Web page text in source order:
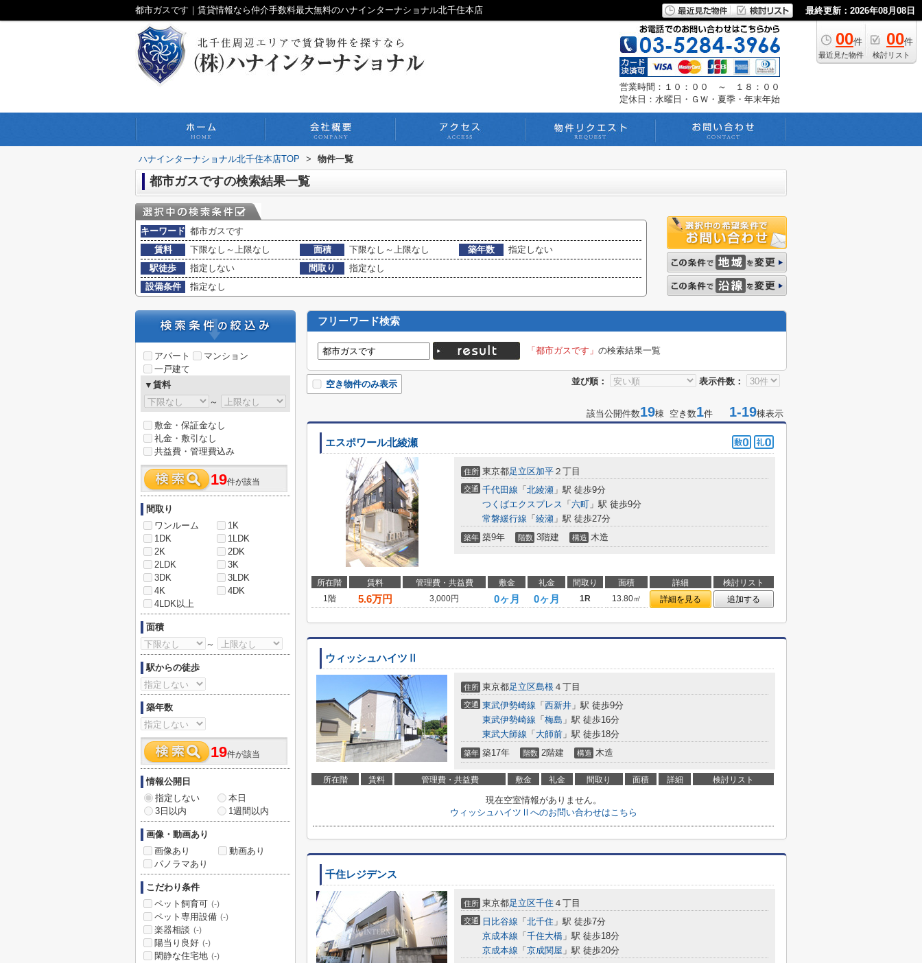
都市ガスです｜賃貸情報なら仲介手数料最大無料のハナインターナショナル北千住本店 最終更新：2026年08月08日
00件
最近見た物件
00件
検討リスト
営業時間：１０：００ ～ １８：００
定休日：水曜日・ＧＷ・夏季・年末年始
ハナインターナショナル北千住本店TOP > 物件一覧
都市ガスですの検索結果一覧
キーワード 都市ガスです
賃料
下限なし～上限なし 面積 下限なし～上限なし 築年数
指定しない
駅徒歩
指定しない 間取り
指定なし
設備条件
指定なし
フリーワード検索
「都市ガスです」 の検索結果一覧
並び順： 表示件数：
空き物件のみ表示
該当公開件数19棟 空き数1件 1-19棟表示
エスポワール北綾瀬
住所 東京都足立区加平 ２丁目
交通 千代田線 「 北綾瀬 」駅 徒歩9分
つくばエクスプレス 「 六町 」駅 徒歩9分
常磐緩行線 「 綾瀬 」駅 徒歩27分
築年 築9年 階数 3階建 構造 木造
所在階 賃料 管理費・共益費 敷金 礼金 間取り 面積 詳細
検討リスト
1階
5.6万円 3,000円 0ヶ月 0ヶ月 1R 13.80㎡ 詳細を見る 追加する
ウィッシュハイツⅡ
住所 東京都足立区島根 ４丁目
交通 東武伊勢崎線 「 西新井 」駅 徒歩9分
東武伊勢崎線 「 梅島 」駅 徒歩16分
東武大師線 「 大師前 」駅 徒歩18分
築年 築17年 階数 2階建 構造 木造
所在階 賃料 管理費・共益費 敷金 礼金 間取り 面積 詳細 検討リスト
現在空室情報がありません。
ウィッシュハイツⅡへのお問い合わせはこちら
千住レジデンス
住所 東京都足立区千住 ４丁目
交通 日比谷線 「 北千住 」駅 徒歩7分
京成本線 「 千住大橋 」駅 徒歩18分
京成本線 「 京成関屋 」駅 徒歩20分
アパート
マンション
一戸建て
▼賃料
～
敷金・保証金なし
礼金・敷引なし
共益費・管理費込み
19件が該当
間取り
ワンルーム
1K
1DK
1LDK
2K
2DK
2LDK
3K
3DK
3LDK
4K
4DK
4LDK以上
面積
～
駅からの徒歩
築年数
19件が該当
情報公開日
指定しない
本日
3日以内
1週間以内
画像・動画あり
画像あり
動画あり
パノラマあり
こだわり条件
ペット飼育可 (-)
ペット専用設備 (-)
楽器相談 (-)
陽当り良好 (-)
閑静な住宅地 (-)